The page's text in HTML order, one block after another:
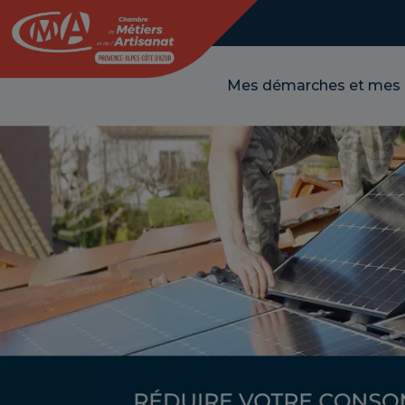
Mes démarches et
Panneau de gestion des cookies